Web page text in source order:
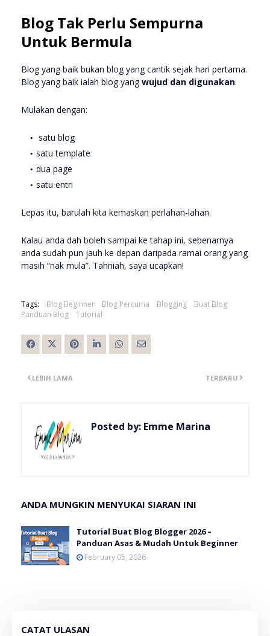
Blog Tak Perlu Sempurna
Untuk Bermula
Blog yang baik bukan blog yang cantik sejak hari pertama.
Blog yang baik ialah blog yangwujud dan digunakan.
Mulakan dengan:
satu blog
satu template
dua page
satu entri
Lepas itu, barulah kita kemaskan perlahan-lahan.
Kalau anda dah boleh sampai ke tahap ini, sebenarnya
anda sudah pun jauh ke depan daripada ramai orang yang
masih “nak mula”. Tahniah, saya ucapkan!
Tags: Blog Beginner Blog Percuma Blogging
Buat Blog
Panduan Blog
Tutorial
TERBARU
LEBIH LAMA
Posted by: Emme Marina
ANDA MUNGKIN MENYUKAI SIARAN INI
Tutorial Buat Blog Blogger 2026 –
Panduan Asas & Mudah Untuk Beginner
February 05, 2026
CATAT ULASAN